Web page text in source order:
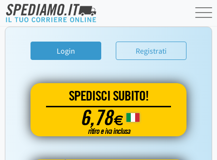
Login Registrati
SPEDISCI SUBITO!
6,78€
ritiro e iva inclusa